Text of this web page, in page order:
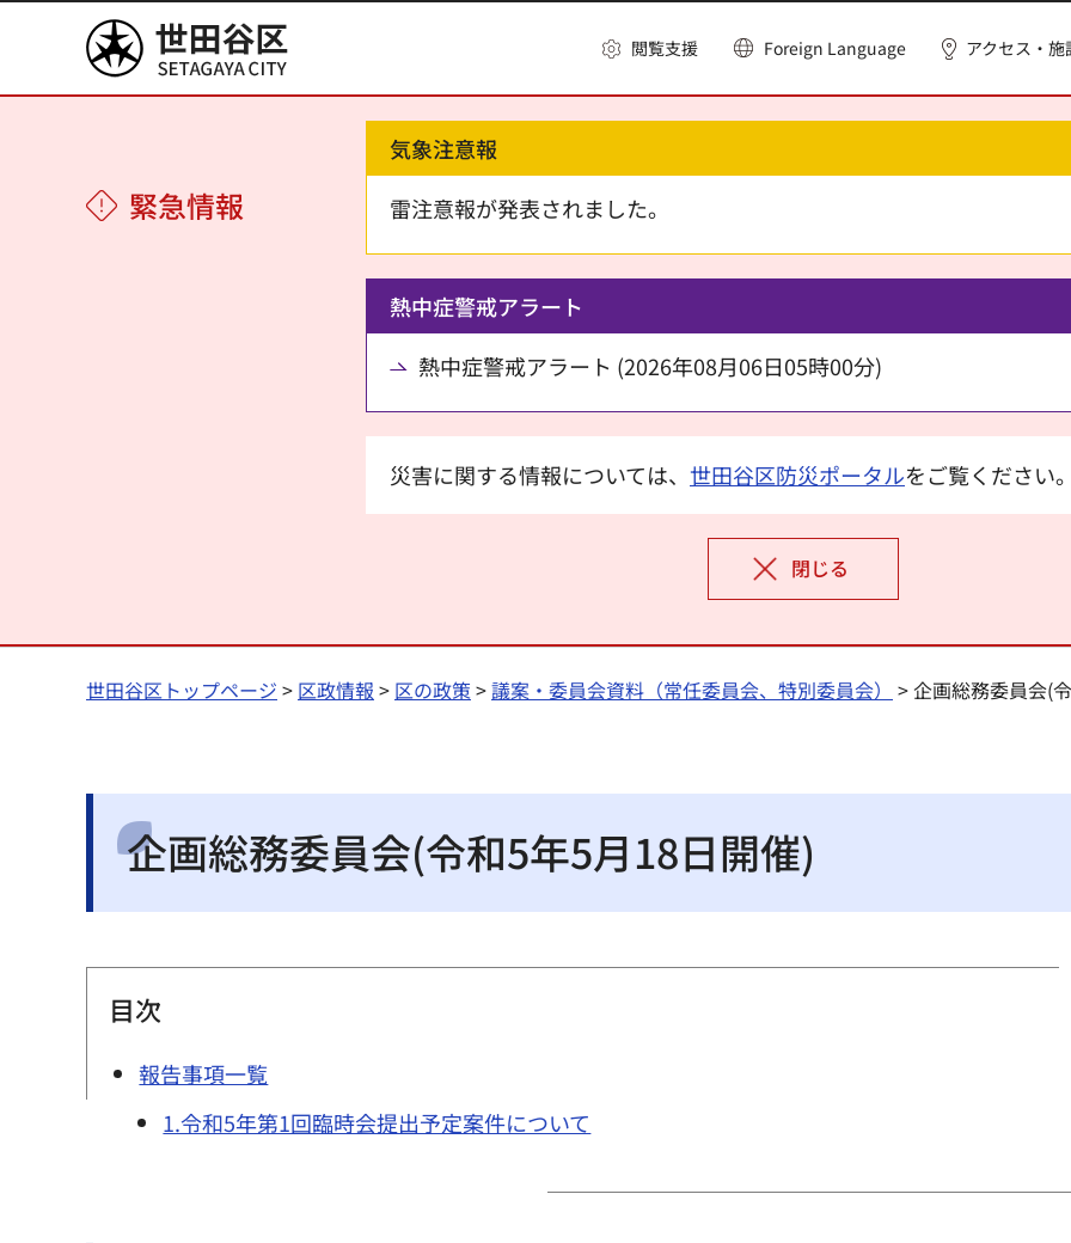
世田谷区 閲覧支援 Foreign Language アクセス・施
緊急情報
気象注意報
雷注意報が発表されました。
熱中症警戒アラート
熱中症警戒アラート (2026年08月06日05時00分)
災害に関する情報については、 世田谷区防災ポータルをご覧ください。
閉じる
世田谷区トップページ > 区政情報 > 区の政策>議案・委員会資料（常任委員会、特別委員会） > 企画総務委員会(
企画総務委員会(令和5年5月18日開催)
目次
報告事項一覧
1.令和5年第1回臨時会提出予定案件について